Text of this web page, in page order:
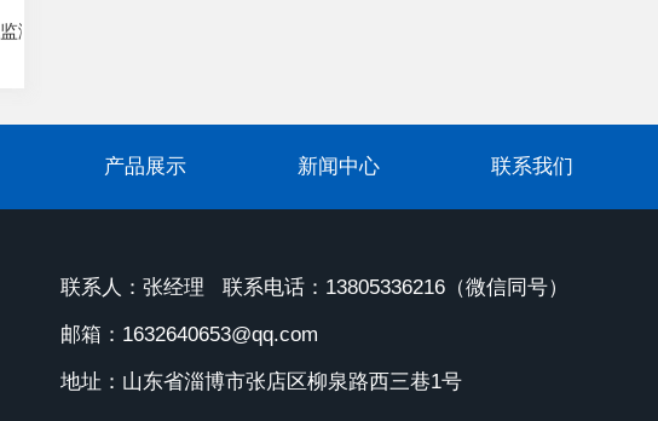
测系统
产品展示 新闻中心 联系我们
联系人：张经理 联系电话：13805336216（微信同号）
邮箱：1632640653@qq.com
地址：山东省淄博市张店区柳泉路西三巷1号